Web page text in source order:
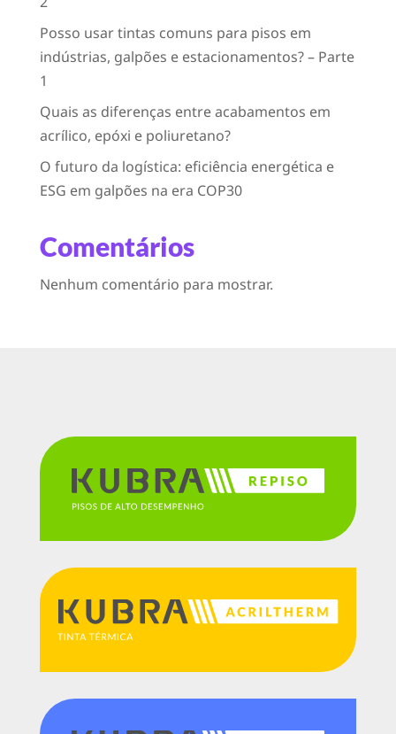
Posso usar tintas comuns para pisos em
indústrias, galpões e estacionamentos? – Parte
1
Quais as diferenças entre acabamentos em
acrílico, epóxi e poliuretano?
O futuro da logística: eficiência energética e
ESG em galpões na era COP30
Comentários
Nenhum comentário para mostrar.